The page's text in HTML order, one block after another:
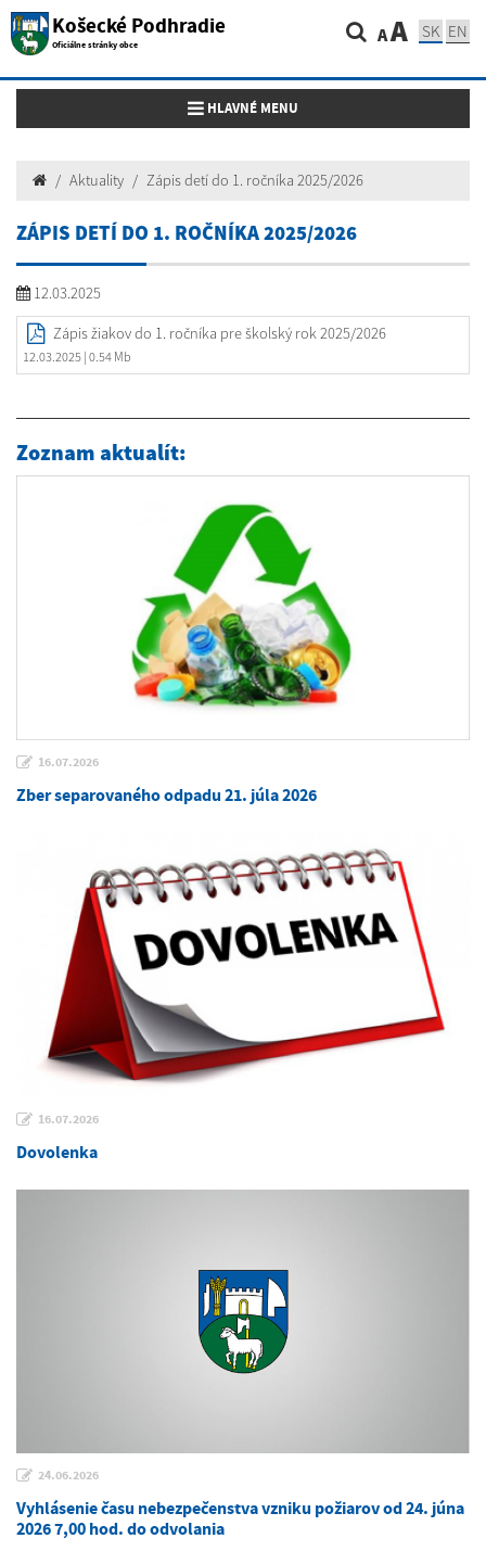
Košecké Podhradie
Oficiálne stránky obce AA SK EN
Toggle navigation
HLAVNÉ MENU
Aktuality Zápis detí do 1. ročníka 2025/2026
ZÁPIS DETÍ DO 1. ROČNÍKA 2025/2026
12.03.2025
Zápis žiakov do 1. ročníka pre školský rok 2025/2026
12.03.2025 | 0.54 Mb
Zoznam aktualít:
16.07.2026
Zber separovaného odpadu 21. júla 2026
16.07.2026
Dovolenka
24.06.2026
Vyhlásenie času nebezpečenstva vzniku požiarov od 24. júna
2026 7,00 hod. do odvolania